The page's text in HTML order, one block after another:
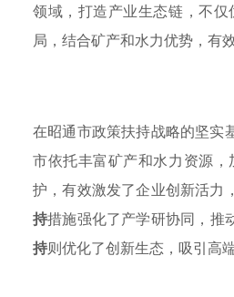
领域，打造产业生态链，不
局，结合矿产和水力优势，有
在昭通市政策扶持战略的坚实
市依托丰富矿产和水力资源
护，有效激发了企业创新活力
持措施强化了产学研协同，推
持则优化了创新生态，吸引高